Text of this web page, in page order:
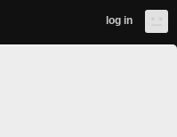
log in